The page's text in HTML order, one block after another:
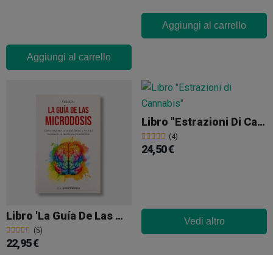
Aggiungi al carrello
Aggiungi al carrello
Libro 'La Guía De Las Microdosis'
(5)
22,95 €
Libro "Estrazioni Di Cannabis"
(4)
24,50 €
Vedi altro